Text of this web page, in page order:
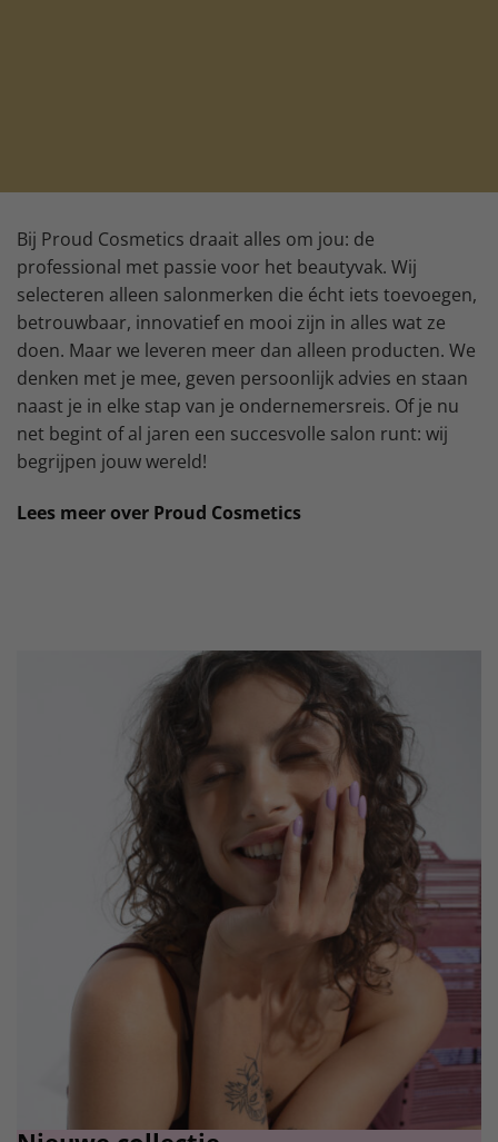
Bij Proud Cosmetics draait alles om jou: de
professional met passie voor het beautyvak. Wij
selecteren alleen salonmerken die écht iets toevoegen,
betrouwbaar, innovatief en mooi zijn in alles wat ze
doen. Maar we leveren meer dan alleen producten. We
denken met je mee, geven persoonlijk advies en staan
naast je in elke stap van je ondernemersreis. Of je nu
net begint of al jaren een succesvolle salon runt: wij
begrijpen jouw wereld!
Lees meer over Proud Cosmetics